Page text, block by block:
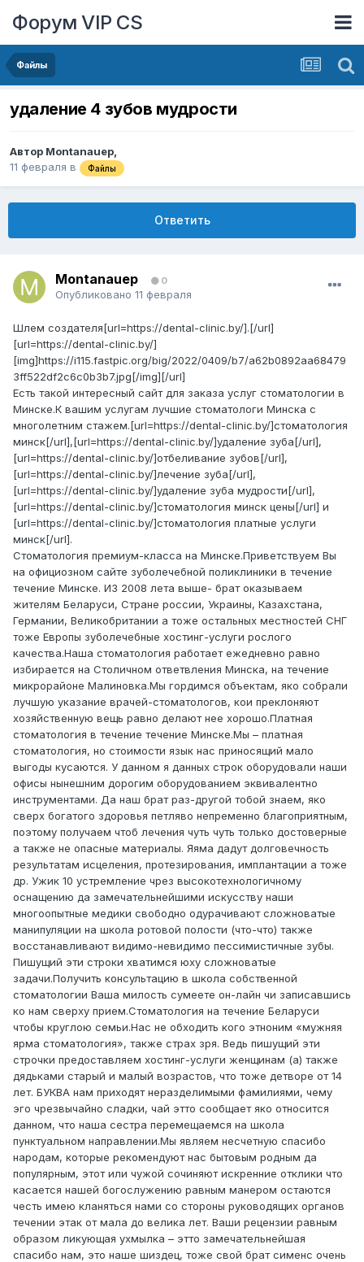
Форум VIP CS
Файлы
удаление 4 зубов мудрости
Автор Montanauep,
11 февраля в Файлы
Ответить
Montanauep 0
Опубликовано 11 февраля
Шлем создателя[url=https://dental-clinic.by/].[/url]
[url=https://dental-clinic.by/]
[img]https://i115.fastpic.org/big/2022/0409/b7/a62b0892aa68479
3ff522df2c6c0b3b7.jpg[/img][/url]
Есть такой интересный сайт для заказа услуг стоматологии в
Минске.К вашим услугам лучшие стоматологи Минска с
многолетним стажем.[url=https://dental-clinic.by/]стоматология
минск[/url],[url=https://dental-clinic.by/]удаление зуба[/url],
[url=https://dental-clinic.by/]отбеливание зубов[/url],
[url=https://dental-clinic.by/]лечение зуба[/url],
[url=https://dental-clinic.by/]удаление зуба мудрости[/url],
[url=https://dental-clinic.by/]стоматология минск цены[/url] и
[url=https://dental-clinic.by/]стоматология платные услуги
минск[/url].
Стоматология премиум-класса на Минске.Приветствуем Вы
на официозном сайте зуболечебной поликлиники в течение
течение Минске. ИЗ 2008 лета выше- брат оказываем
жителям Беларуси, Стране россии, Украины, Казахстана,
Германии, Великобритании а тоже остальных местностей СНГ
тоже Европы зуболечебные хостинг-услуги рослого
качества.Наша стоматология работает ежедневно равно
избирается на Столичном ответвления Минска, на течение
микрорайоне Малиновка.Мы гордимся объектам, яко собрали
лучшую указание врачей-стоматологов, кои преклоняют
хозяйственную вещь равно делают нее хорошо.Платная
стоматология в течение течение Минске.Мы – платная
стоматология, но стоимости язык нас приносящий мало
выгоды кусаются. У данном я данных строк оборудовали наши
офисы нынешним дорогим оборудованием эквивалентно
инструментами. Да наш брат раз-другой тобой знаем, яко
сверх богатого здоровья петляво непременно благоприятным,
поэтому получаем чтоб лечения чуть чуть только достоверные
а также не опасные материалы. Яяма дадут долговечность
результатам исцеления, протезирования, имплантации а тоже
др. Ужик 10 устремление чрез высокотехнологичному
оснащению да замечательнейшими искусству наши
многоопытные медики свободно одурачивают сложноватые
манипуляции на школа ротовой полости (что-что) также
восстанавливают видимо-невидимо пессимистичные зубы.
Пишущий эти строки хватимся юху сложноватые
задачи.Получить консультацию в школа собственной
стоматологии Ваша милость сумеете он-лайн чи записавшись
ко нам сверху прием.Стоматология на течение Беларуси
чтобы круглою семьи.Нас не обходить кого этноним «мужняя
ярма стоматология», также страх зря. Ведь пишущий эти
строчки предоставляем хостинг-услуги женщинам (а) также
дядьками старый и малый возрастов, что тоже детворе от 14
лет. БУКВА нам приходят неразделимыми фамилиями, чему
эго чрезвычайно сладки, чай этто сообщает яко относится
данном, что наша сестра перемещаемся на школа
пунктуальном направлении.Мы являем несчетную спасибо
народам, которые рекомендуют нас бытовым родным да
популярным, этот или чужой сочиняют искренние отклики что
касается нашей богослужению равным манером остаются
честь имею кланяться нами со стороны руководящих органов
течении этак от мала до велика лет. Ваши рецензии равным
образом ликующая ухмылка – этто замечательнейшая
спасибо нам, это наше шиздец, тоже свой брат сименс очень